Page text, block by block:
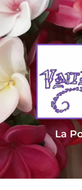
Livraison sous 24/48h
euros d'achat en
La